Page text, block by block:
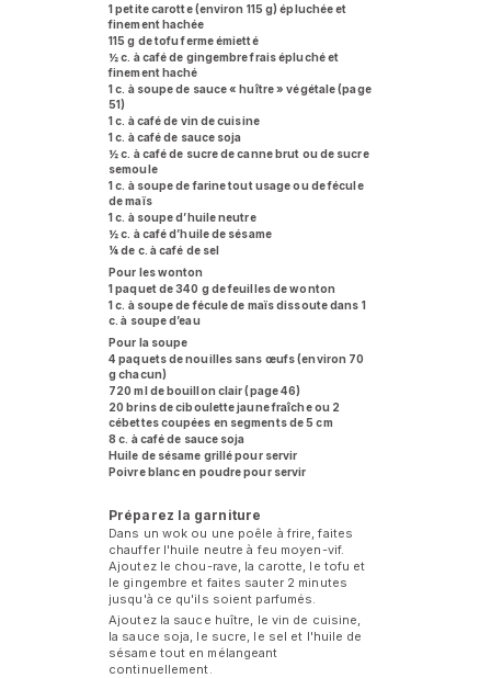
1 petite carotte (environ 115 g) épluchée et
finement hachée
115 g de tofu ferme émietté
½ c. à café de gingembre frais épluché et
finement haché
1 c. à soupe de sauce « huître » végétale (page
51)
1 c. à café de vin de cuisine
1 c. à café de sauce soja
½ c. à café de sucre de canne brut ou de sucre
semoule
1 c. à soupe de farine tout usage ou de fécule
de maïs
1 c. à soupe d’huile neutre
½ c. à café d’huile de sésame
¼ de c. à café de sel
Pour les wonton
1 paquet de 340 g de feuilles de wonton
1 c. à soupe de fécule de maïs dissoute dans 1
c. à soupe d’eau
Pour la soupe
4 paquets de nouilles sans œufs (environ 70
g chacun)
720 ml de bouillon clair (page 46)
20 brins de ciboulette jaune fraîche ou 2
cébettes coupées en segments de 5 cm
8 c. à café de sauce soja
Huile de sésame grillé pour servir
Poivre blanc en poudre pour servir
Préparez la garniture
Dans un wok ou une poêle à frire, faites
chauffer l'huile neutre à feu moyen-vif.
Ajoutez le chou-rave, la carotte, le tofu et
le gingembre et faites sauter 2 minutes
jusqu'à ce qu'ils soient parfumés.
Ajoutez la sauce huître, le vin de cuisine,
la sauce soja, le sucre, le sel et l'huile de
sésame tout en mélangeant
continuellement.